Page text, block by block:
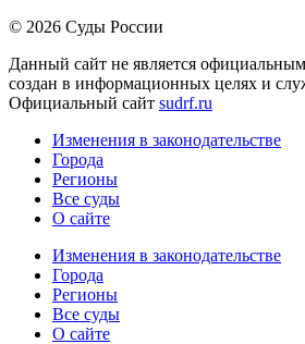
© 2026 Суды России
Данный сайт не является
создан в информационных целях и
Официальный сайт sudrf.ru
Изменения в законодательстве
Города
Регионы
Все суды
О сайте
Изменения в законодательстве
Города
Регионы
Все суды
О сайте